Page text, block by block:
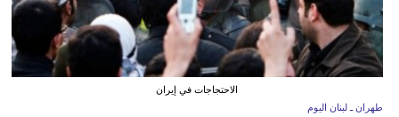
الاحتجاجات في إيران
طهران ـ لبنان اليوم